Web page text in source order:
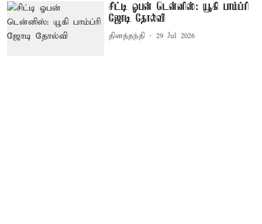
சிட்டி ஓபன் டென்னிஸ்: யூகி பாம்ப்ரி
ஜோடி தோல்வி
தினத்தந்தி 29 Jul 2026